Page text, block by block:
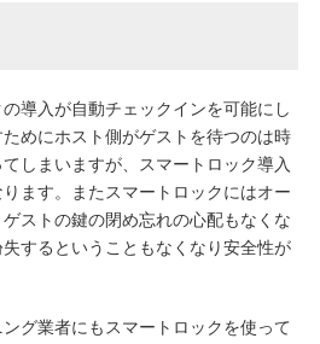
導入が自動チェックインを可能にし
めにホスト側がゲストを待つのは時
しまいますが、スマートロック導入
ます。またスマートロックにはオー
ストの鍵の閉め忘れの心配もなくな
するということもなくなり安全性が
グ業者にもスマートロックを使って